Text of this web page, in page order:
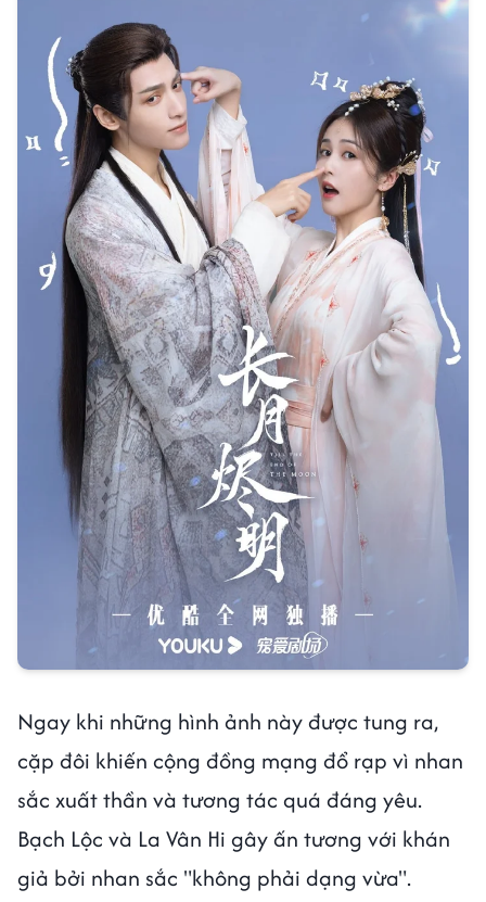
Ngay khi những hình ảnh này được tung ra,
cặp đôi khiến cộng đồng mạng đổ rạp vì nhan
sắc xuất thần và tương tác quá đáng yêu.
Bạch Lộc và La Vân Hi gây ấn tương với khán
giả bởi nhan sắc "không phải dạng vừa".